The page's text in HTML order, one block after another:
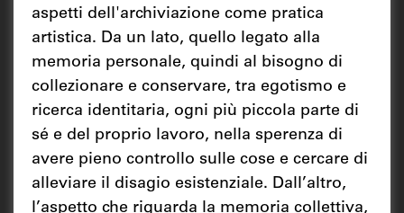
aspetti dell'archiviazione come pratica
artistica. Da un lato, quello legato alla
memoria personale, quindi al bisogno di
collezionare e conservare, tra egotismo e
ricerca identitaria, ogni più piccola parte di
sé e del proprio lavoro, nella sperenza di
avere pieno controllo sulle cose e cercare di
alleviare il disagio esistenziale. Dall’altro,
l’aspetto che riguarda la memoria collettiva,